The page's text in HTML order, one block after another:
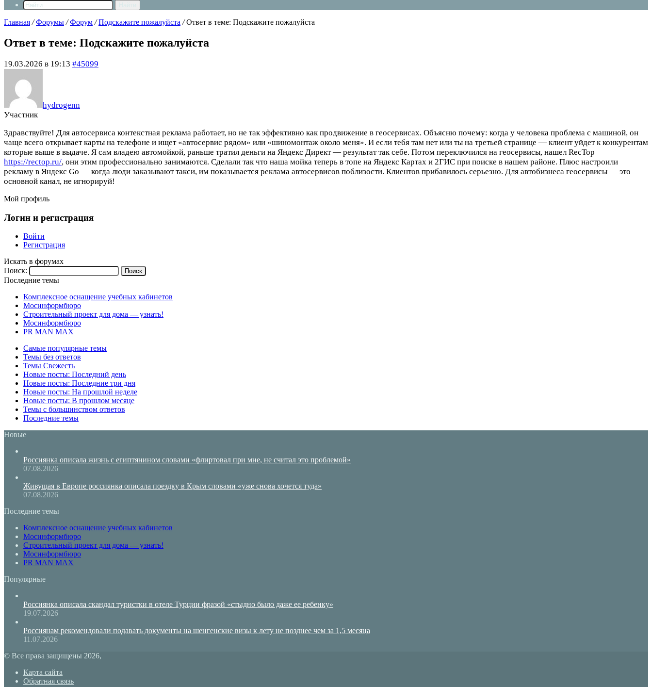
Главная / Форумы / Форум / Подскажите пожалуйста / Ответ в теме: Подскажите пожалуйста
Ответ в теме: Подскажите пожалуйста
19.03.2026 в 19:13 #45099
hydrogenn
Участник
Здравствуйте! Для автосервиса контекстная реклама работает, но не так эффективно как продвижение в геосервисах. Объясню почему: когда у человека проблема с машиной, он
чаще всего открывает карты на телефоне и ищет «автосервис рядом» или «шиномонтаж около меня». И если тебя там нет или ты на третьей странице — клиент уйдет к конкурентам
которые выше в выдаче. Я сам владею автомойкой, раньше тратил деньги на Яндекс Директ — результат так себе. Потом переключился на геосервисы, нашел RecTop
https://rectop.ru/, они этим профессионально занимаются. Сделали так что наша мойка теперь в топе на Яндекс Картах и 2ГИС при поиске в нашем районе. Плюс настроили
рекламу в Яндекс Go — когда люди заказывают такси, им показывается реклама автосервисов поблизости. Клиентов прибавилось серьезно. Для автобизнеса геосервисы — это
основной канал, не игнорируй!
Мой профиль
Логин и регистрация
Войти
Регистрация
Искать в форумах
Поиск:
Последние темы
Комплексное оснащение учебных кабинетов
Мосинформбюро
Строительный проект для дома — узнать!
Мосинформбюро
PR MAN MAX
Самые популярные темы
Темы без ответов
Темы Свежесть
Новые посты: Последний день
Новые посты: Последние три дня
Новые посты: На прошлой неделе
Новые посты: В прошлом месяце
Темы с большинством ответов
Последние темы
Новые
Россиянка описала жизнь с египтянином словами «флиртовал при мне, не считал это проблемой»
07.08.2026
Живущая в Европе россиянка описала поездку в Крым словами «уже снова хочется туда»
07.08.2026
Последние темы
Комплексное оснащение учебных кабинетов
Мосинформбюро
Строительный проект для дома — узнать!
Мосинформбюро
PR MAN MAX
Популярные
Россиянка описала скандал туристки в отеле Турции фразой «стыдно было даже ее ребенку»
19.07.2026
Россиянам рекомендовали подавать документы на шенгенские визы к лету не позднее чем за 1,5 месяца
11.07.2026
© Все права защищены 2026, |
Карта сайта
Обратная связь